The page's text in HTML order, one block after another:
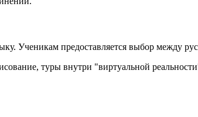
Ученикам предоставляется выбор между
туры внутри "виртуальной